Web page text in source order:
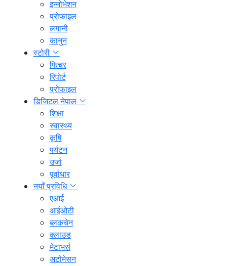
इन्नोभेशन
प्रोफाइल
लगानी
कानुन
स्टोरी
फिचर
रिपोर्ट
प्रोफाइल
डिजिटल नेपाल
शिक्षा
स्वास्थ्य
कृषि
पर्यटन
उर्जा
पूर्वाधार
नयाँ प्रविधि
एआई
आईओटी
ब्लकचेन
क्लाउड
मेटाभर्स
अटोमेसन